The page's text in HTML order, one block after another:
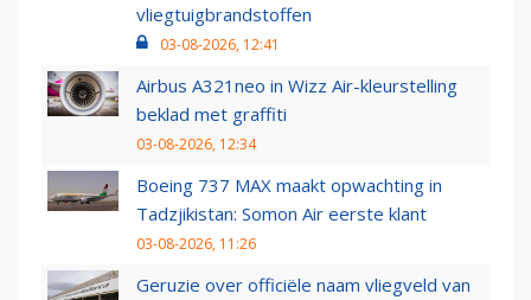
vliegtuigbrandstoffen
03-08-2026, 12:41
Airbus A321neo in Wizz Air-kleurstelling
beklad met graffiti
03-08-2026, 12:34
Boeing 737 MAX maakt opwachting in
Tadzjikistan: Somon Air eerste klant
03-08-2026, 11:26
Geruzie over officiële naam vliegveld van